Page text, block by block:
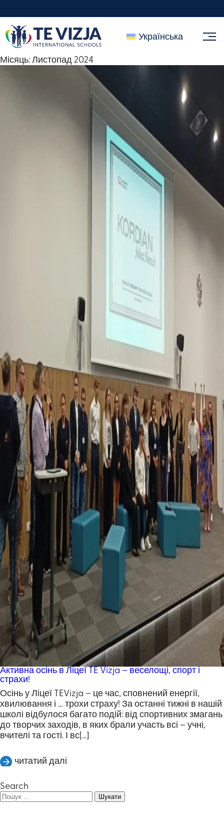
Українська
Місяць: Листопад 2024
Активна осінь в Ліцеї TE Vizja – веселощі, спорт і
страхи!
Осінь у Ліцеї TEVizja – це час, сповнений енергії,
хвилювання і … трохи страху! За останні тижні в нашій
школі відбулося багато подій: від спортивних змагань
до творчих заходів, в яких брали участь всі – учні,
вчителі та гості. І вс[...]
читатий далі
Search
Пошук: